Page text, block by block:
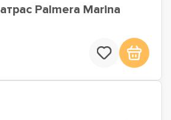
Palmera Marina